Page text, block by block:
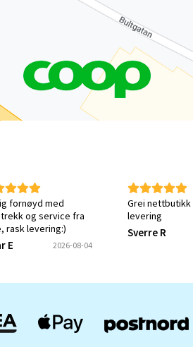
fornøyd med
og service fra
rask levering:)
E 2026-08-04
Grei nettbutikk
levering
Sverre R